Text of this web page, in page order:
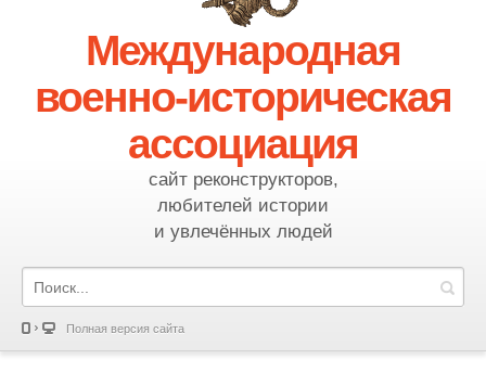
Международная
военно-историческая
ассоциация
сайт реконструкторов,
любителей истории
и увлечённых людей
Полная версия сайта